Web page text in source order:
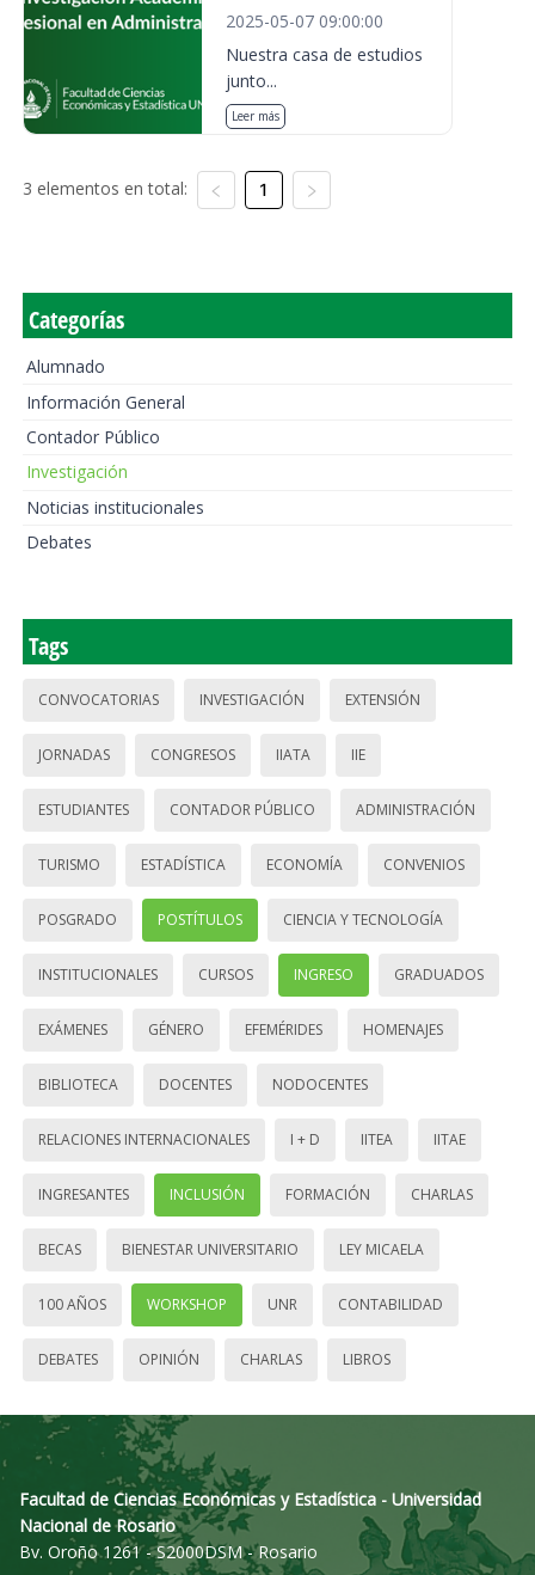
2025-05-07 09:00:00
Nuestra casa de estudios
junto...
Leer más
3 elementos en total: 1
Categorías
Alumnado
Información General
Contador Público
Investigación
Noticias institucionales
Debates
Tags
CONVOCATORIAS INVESTIGACIÓN EXTENSIÓN
JORNADAS CONGRESOS IIATA IIE
ESTUDIANTES CONTADOR PÚBLICO ADMINISTRACIÓN
TURISMO ESTADÍSTICA ECONOMÍA CONVENIOS
POSGRADO POSTÍTULOS CIENCIA Y TECNOLOGÍA
INSTITUCIONALES CURSOS INGRESO GRADUADOS
EXÁMENES GÉNERO EFEMÉRIDES HOMENAJES
BIBLIOTECA DOCENTES NODOCENTES
RELACIONES INTERNACIONALES I + D IITEA IITAE
INGRESANTES INCLUSIÓN FORMACIÓN CHARLAS
BECAS BIENESTAR UNIVERSITARIO LEY MICAELA
100 AÑOS WORKSHOP UNR CONTABILIDAD
DEBATES OPINIÓN CHARLAS LIBROS
Facultad de Ciencias Económicas y Estadística - Universidad
Nacional de Rosario
Bv. Oroño 1261 - S2000DSM - Rosario